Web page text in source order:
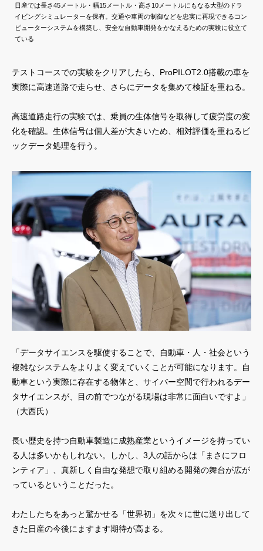
日産では長さ45メートル・幅15メートル・高さ10メートルにもなる大型のドラ
イビングシミュレーターを保有。交通や車両の制御などを忠実に再現できるコン
ピューターシステムを構築し、安全な自動車開発をかなえるための実験に役立て
ている
テストコースでの実験をクリアしたら、ProPILOT2.0搭載の車を
実際に高速道路で走らせ、さらにデータを集めて検証を重ねる。
高速道路走行の実験では、乗員の生体信号を取得して疲労度の変
化を確認。生体信号は個人差が大きいため、相対評価を重ねるビ
ックデータ処理を行う。
「データサイエンスを駆使することで、自動車・人・社会という
複雑なシステムをよりよく変えていくことが可能になります。自
動車という実際に存在する物体と、サイバー空間で行われるデー
タサイエンスが、目の前でつながる現場は非常に面白いですよ」
（大西氏）
長い歴史を持つ自動車製造に成熟産業というイメージを持ってい
る人は多いかもしれない。しかし、3人の話からは「まさにフロ
ンティア」、真新しく自由な発想で取り組める開発の舞台が広が
っているということだった。
わたしたちをあっと驚かせる「世界初」を次々に世に送り出して
きた日産の今後にますます期待が高まる。